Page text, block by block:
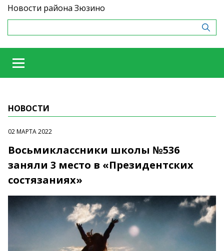
Новости района Зюзино
НОВОСТИ
02 МАРТА 2022
Восьмиклассники школы №536
заняли 3 место в «Президентских
состязаниях»